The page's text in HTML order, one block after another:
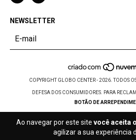
Ao navegar por este site você aceita
agilizar a sua experiência
NEWSLETTER
COPYRIGHT GLOBO CENTER - 2026. TODOS
DEFESA DOS CONSUMIDORES. PARA
BOTÃO DE